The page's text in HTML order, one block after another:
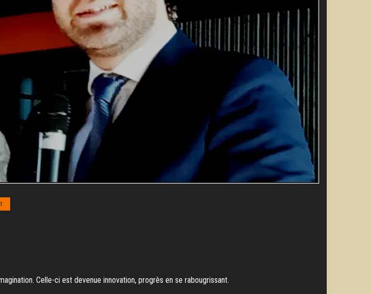
Celle-ci est devenue innovation, progrès en se rabougrissant.